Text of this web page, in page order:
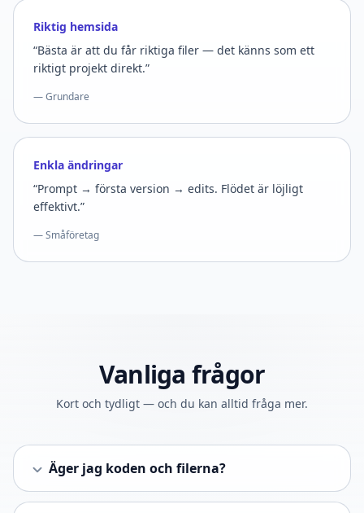
Riktig hemsida
“Bästa är att du får riktiga filer — det känns som ett
riktigt projekt direkt.”
— Grundare
Enkla ändringar
“Prompt → första version → edits. Flödet är löjligt
effektivt.”
— Småföretag
Vanliga frågor
Kort och tydligt — och du kan alltid fråga mer.
Äger jag koden och filerna?